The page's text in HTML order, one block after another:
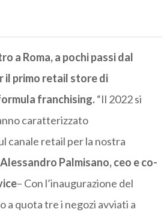
a Roma, a pochi passi dal
il primo retail store di
franchising.“Il 2022 si
caratterizzato
canale retail per la nostra
Alessandro Palmisano, ceo e co-
– Con l’inaugurazione del
a quota tre i negozi avviati a